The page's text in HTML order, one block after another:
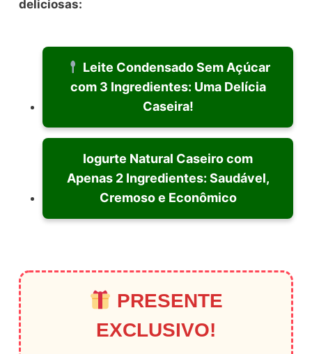
deliciosas:
Leite Condensado Sem Açúcar
com 3 Ingredientes: Uma Delícia
Caseira!
Iogurte Natural Caseiro com
Apenas 2 Ingredientes: Saudável,
Cremoso e Econômico
PRESENTE
EXCLUSIVO!